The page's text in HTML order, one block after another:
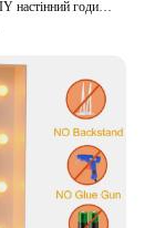
Великий 3D DIY настінний годинник Гігантські акрилові дзеркальні годинники Безкаркасні великі Horloge Домашня прикраса для декору стін вітальні спальні